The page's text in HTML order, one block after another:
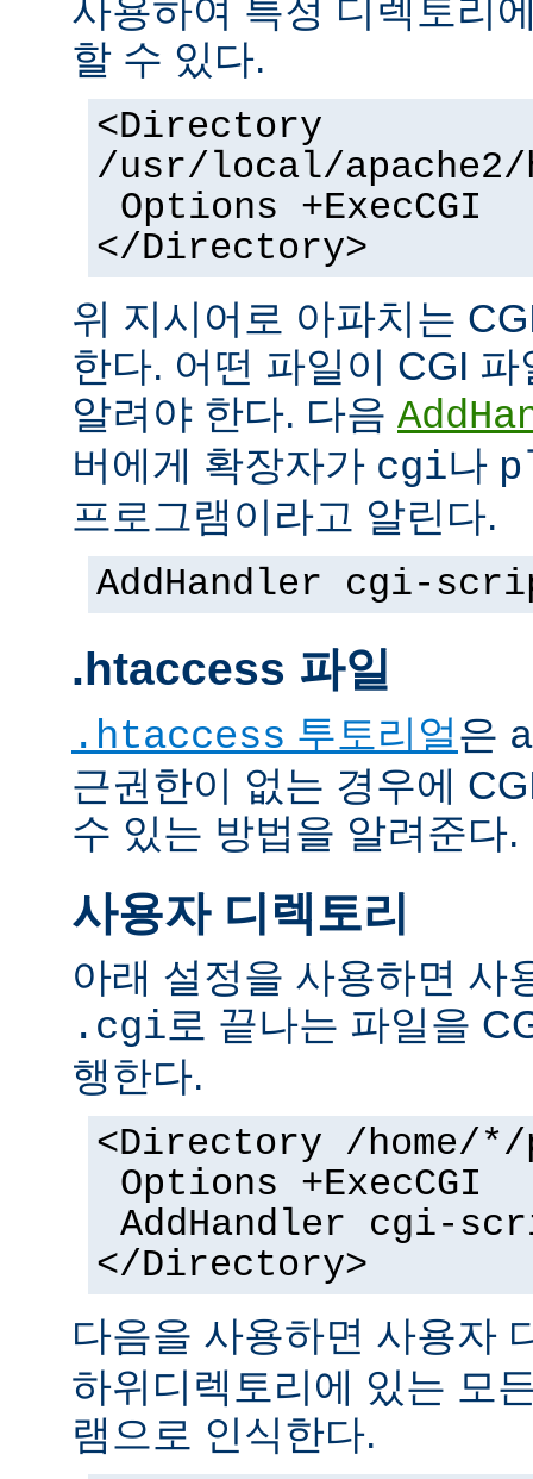
사용하여 특정 디렉토리
할 수 있다.
<Directory
/usr/local/apache2/
Options +ExecCGI
</Directory>
위 지시어로 아파치는
한다. 어떤 파일이 CGI
알려야 한다. 다음
버에게 확장자가 cgi나
프로그램이라고 알린다.
AddHandler cgi-
.htaccess 파일
.htaccess 투토리얼은
근권한이 없는 경우에
수 있는 방법을 알려준다.
사용자 디렉토리
아래 설정을 사용하면 사
.cgi로 끝나는 파일을
행한다.
<Directory /home/
Options +ExecCGI
AddHandler cgi-
</Directory>
다음을 사용하면 사용자
하위디렉토리에 있는 모
램으로 인식한다.